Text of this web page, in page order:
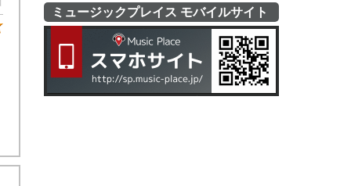
ミュージックプレイス モバイルサイト